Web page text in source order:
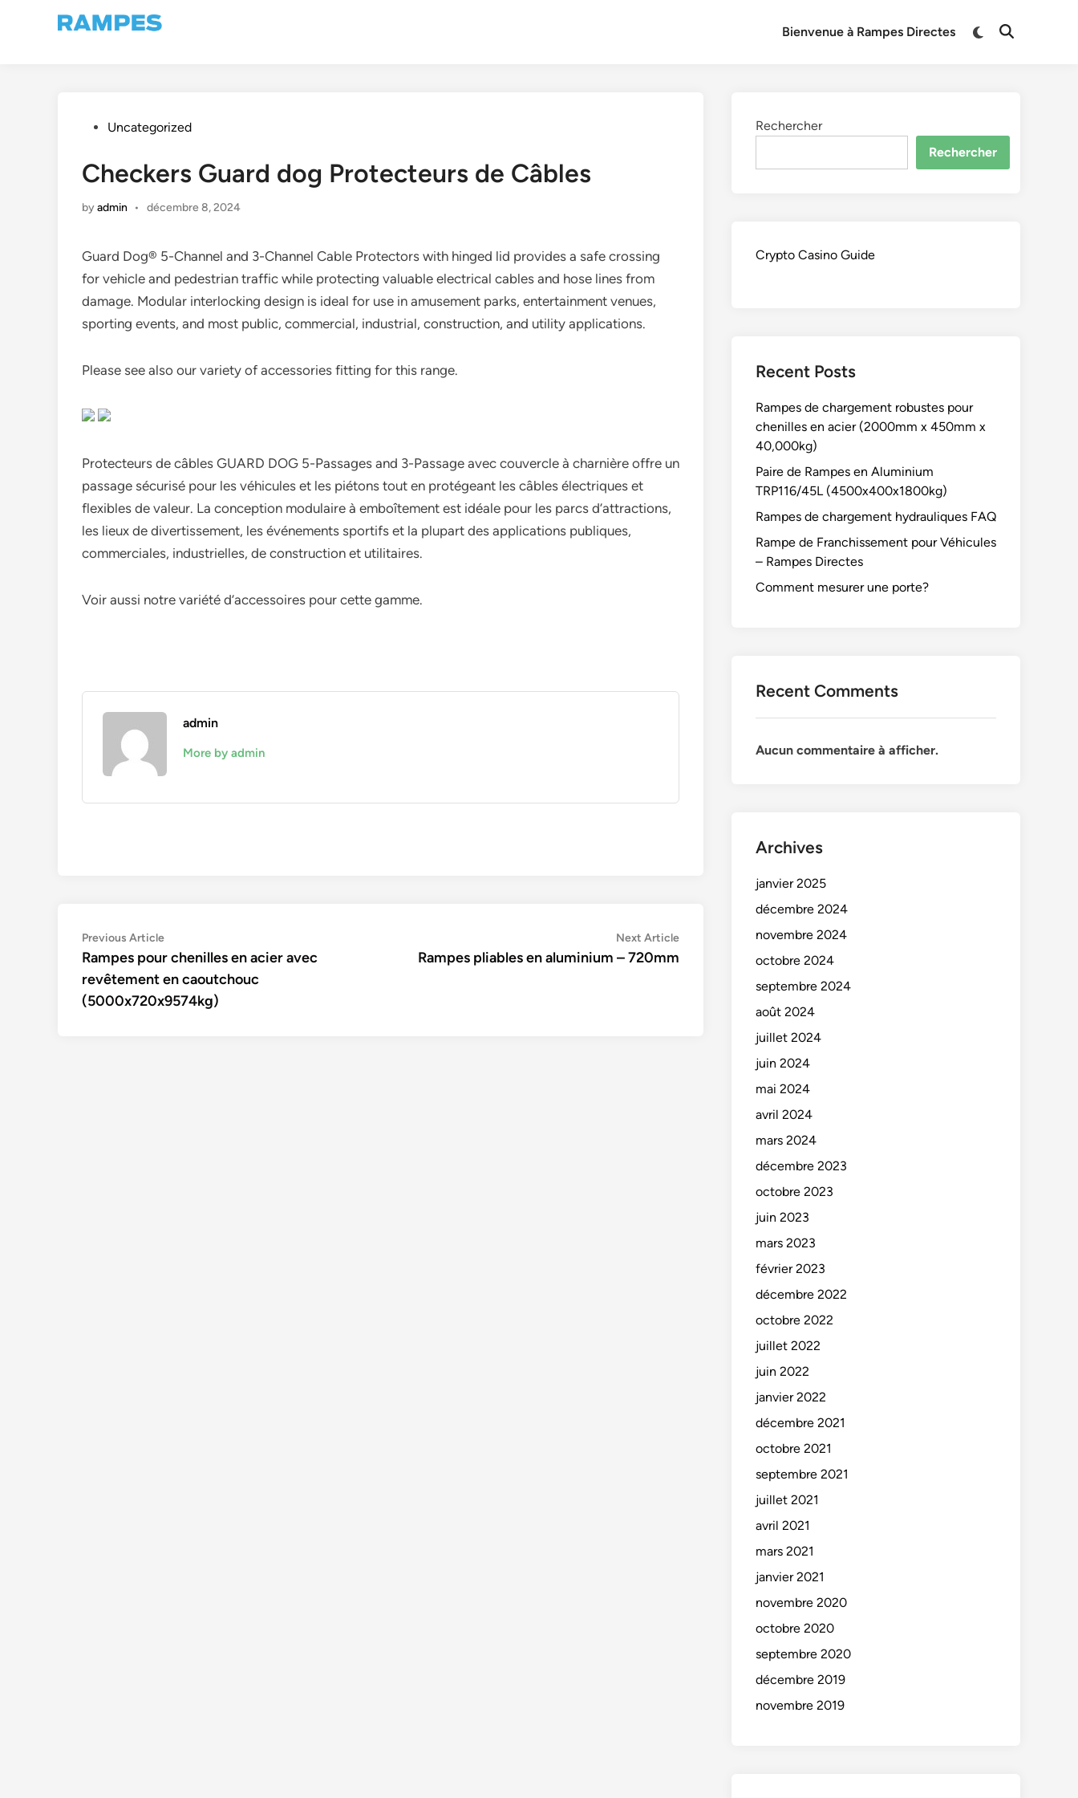
Bienvenue à Rampes Directes
Switch
Open
PostedUncategorized
Checkers Guard dog Protecteurs de Câbles
byadmin • décembre 8, 2024
Guard Dog® 5-Channel and 3-Channel Cable Protectors with hinged lid provides a safe crossing
for vehicle and pedestrian traffic while protecting valuable electrical cables and hose lines from
damage. Modular interlocking design is ideal for use in amusement parks, entertainment venues,
sporting events, and most public, commercial, industrial, construction, and utility applications.
Please see also our variety of accessories fitting for this range.
Protecteurs de câbles GUARD DOG 5-Passages and 3-Passage avec couvercle à charnière offre un
passage sécurisé pour les véhicules et les piétons tout en protégeant les câbles électriques et
flexibles de valeur. La conception modulaire à emboîtement est idéale pour les parcs d’attractions,
les lieux de divertissement, les événements sportifs et la plupart des applications publiques,
commerciales, industrielles, de construction et utilitaires.
Voir aussi notre variété d’accessoires pour cette gamme.
admin
More by admin
Navigation
de
l’article
Previous ArticlePrevious
article:
Rampes pour chenilles en acier avec
revêtement en caoutchouc
(5000x720x9574kg)
Next ArticleNext
Rampes pliables en aluminium – 720mm
Rechercher
Rechercher
Crypto Casino Guide
Recent Posts
Rampes de chargement robustes pour
chenilles en acier (2000mm x 450mm x
40,000kg)
Paire de Rampes en Aluminium
TRP116/45L (4500x400x1800kg)
Rampes de chargement hydrauliques FAQ
Rampe de Franchissement pour Véhicules
– Rampes Directes
Comment mesurer une porte?
Recent Comments
Aucun commentaire à afficher.
Archives
janvier 2025
décembre 2024
novembre 2024
octobre 2024
septembre 2024
août 2024
juillet 2024
juin 2024
mai 2024
avril 2024
mars 2024
décembre 2023
octobre 2023
juin 2023
mars 2023
février 2023
décembre 2022
octobre 2022
juillet 2022
juin 2022
janvier 2022
décembre 2021
octobre 2021
septembre 2021
juillet 2021
avril 2021
mars 2021
janvier 2021
novembre 2020
octobre 2020
septembre 2020
décembre 2019
novembre 2019